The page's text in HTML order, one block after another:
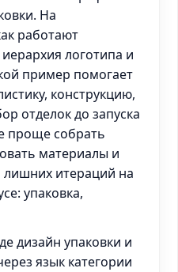
На
работают
логотипа и
пример помогает
конструкцию,
отделок до запуска
проще собрать
материалы и
лишних итераций на
упаковка,
дизайн упаковки и
язык категории